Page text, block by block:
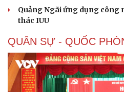
Quảng Ngãi ứng dụng công
thác IUU
QUÂN SỰ - QUỐC